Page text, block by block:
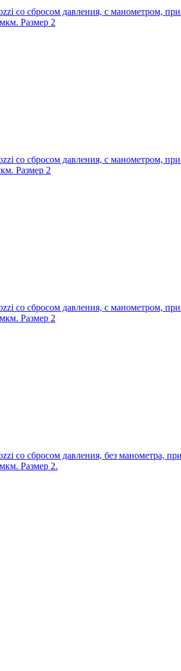
со сбросом давления, с манометром,
Размер 2
со сбросом давления, с манометром,
Размер 2
со сбросом давления, с манометром,
Размер 2
со сбросом давления, без манометра,
Размер 2.